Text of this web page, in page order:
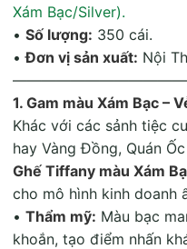
Xám Bạc/Silver).
• Số lượng: 350 cái.
•Đơn vị sản xuất: Nội
1. Gam màu Xám Bạc –
Khác với các sảnh tiệc
hay Vàng Đồng, Quán
Ghế Tiffany màu Xám
cho mô hình kinh doanh
• Thẩm mỹ: Màu bạc
khoắn, tạo điểm nhấn